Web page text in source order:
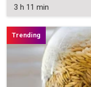
3 h 11 min